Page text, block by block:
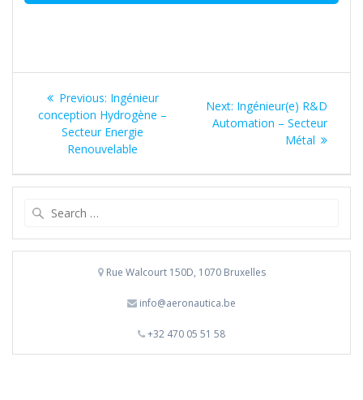
Navigation
de
l’article
Previous: Previous
post:
Ingénieur
conception Hydrogène –
Secteur Energie
Renouvelable
Next: Next
post:
Ingénieur(e) R&D
Automation – Secteur
Métal
Rue Walcourt 150D, 1070 Bruxelles
info@aeronautica.be
+32 470 05 51 58